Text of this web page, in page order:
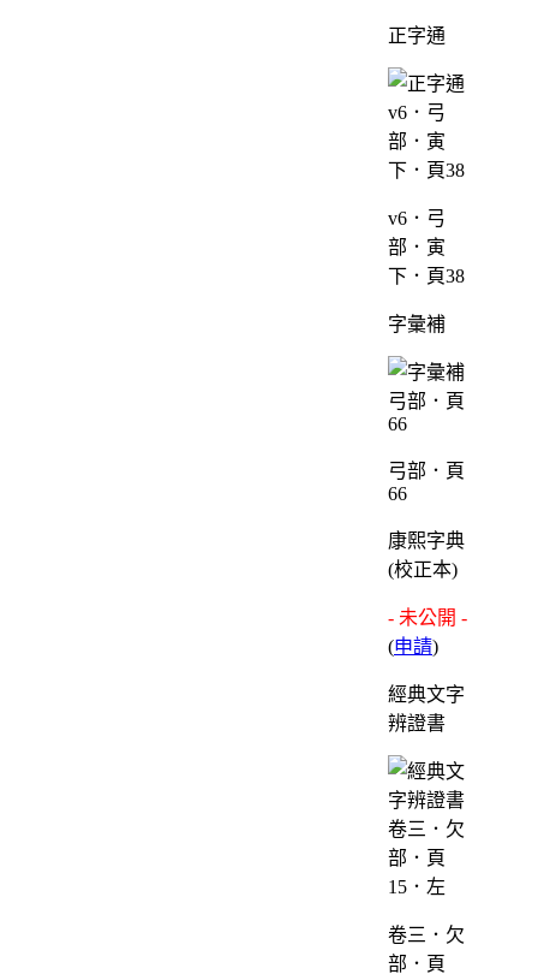
正字通
v6．弓
部．寅
下．頁38
字彙補
弓部．頁
66
康熙字典
(校正本)
- 未公開 -
(申請)
經典文字
辨證書
卷三．欠
部．頁